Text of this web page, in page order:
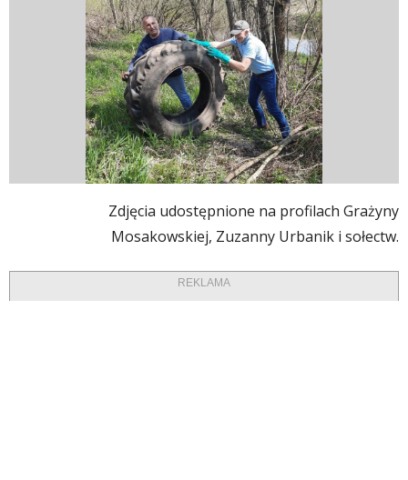
Zdjęcia udostępnione na profilach Grażyny
Mosakowskiej, Zuzanny Urbanik i sołectw.
REKLAMA